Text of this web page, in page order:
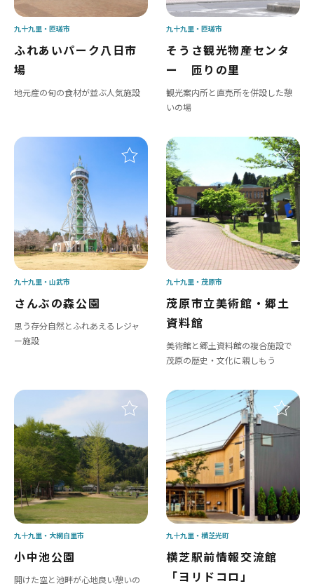
ふれあいパーク八日市
場
地元産の旬の食材が並ぶ人気施設
九十九里 匝瑳市
そうさ観光物産センタ
ー 匝りの里
観光案内所と直売所を併設した憩
いの場
九十九里 匝瑳市
さんぶの森公園
思う存分自然とふれあえるレジャ
ー施設
九十九里 山武市
茂原市立美術館・郷土
資料館
美術館と郷土資料館の複合施設で
茂原の歴史・文化に親しもう
九十九里 茂原市
小中池公園
開けた空と池畔が心地良い憩いの
九十九里 大網白里市
横芝駅前情報交流館
「ヨリドコロ」
九十九里 横芝光町